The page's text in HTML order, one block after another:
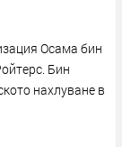
Осама бин
Бин
нахлуване в